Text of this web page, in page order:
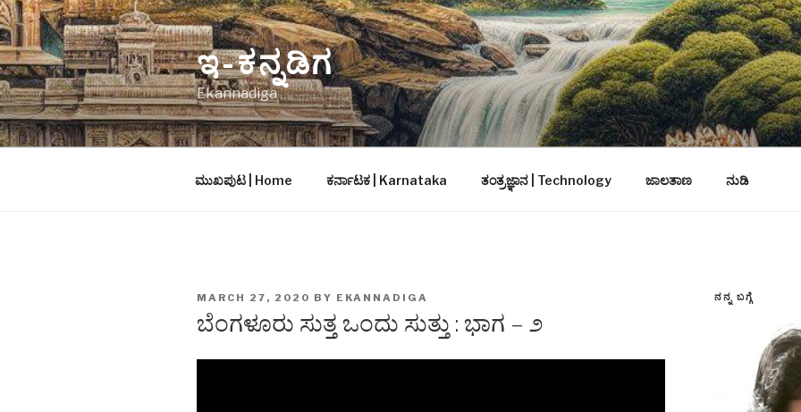
Skip
to
content
ಇ-ಕನ್ನಡಿಗ
Ekannadiga
ಮುಖಪುಟ | Home ಕರ್ನಾಟಕ | Karnataka ತಂತ್ರಜ್ಞಾನ | Technology ಜಾಲತಾಣ ನುಡಿ
POSTED
ON
MARCH 27, 2020 BY EKANNADIGA
ಬೆಂಗಳೂರು ಸುತ್ತ ಒಂದು ಸುತ್ತು : ಭಾಗ – ೨
ನನ್ನ ಬಗ್ಗೆ